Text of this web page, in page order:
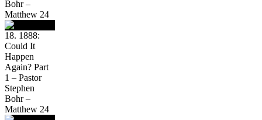
Bohr –
Matthew 24
18. 1888:
Could It
Happen
Again? Part
1 – Pastor
Stephen
Bohr –
Matthew 24